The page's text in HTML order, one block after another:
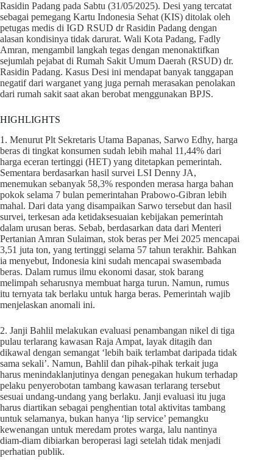
Rasidin Padang pada Sabtu (31/05/2025). Desi yang tercatat
sebagai pemegang Kartu Indonesia Sehat (KIS) ditolak oleh
petugas medis di IGD RSUD dr Rasidin Padang dengan
alasan kondisinya tidak darurat. Wali Kota Padang, Fadly
Amran, mengambil langkah tegas dengan menonaktifkan
sejumlah pejabat di Rumah Sakit Umum Daerah (RSUD) dr.
Rasidin Padang. Kasus Desi ini mendapat banyak tanggapan
negatif dari warganet yang juga pernah merasakan penolakan
dari rumah sakit saat akan berobat menggunakan BPJS.
HIGHLIGHTS
1. Menurut Plt Sekretaris Utama Bapanas, Sarwo Edhy, harga
beras di tingkat konsumen sudah lebih mahal 11,44% dari
harga eceran tertinggi (HET) yang ditetapkan pemerintah.
Sementara berdasarkan hasil survei LSI Denny JA,
menemukan sebanyak 58,3% responden merasa harga bahan
pokok selama 7 bulan pemerintahan Prabowo-Gibran lebih
mahal. Dari data yang disampaikan Sarwo tersebut dan hasil
survei, terkesan ada ketidaksesuaian kebijakan pemerintah
dalam urusan beras. Sebab, berdasarkan data dari Menteri
Pertanian Amran Sulaiman, stok beras per Mei 2025 mencapai
3,51 juta ton, yang tertinggi selama 57 tahun terakhir. Bahkan
ia menyebut, Indonesia kini sudah mencapai swasembada
beras. Dalam rumus ilmu ekonomi dasar, stok barang
melimpah seharusnya membuat harga turun. Namun, rumus
itu ternyata tak berlaku untuk harga beras. Pemerintah wajib
menjelaskan anomali ini.
2. Janji Bahlil melakukan evaluasi penambangan nikel di tiga
pulau terlarang kawasan Raja Ampat, layak ditagih dan
dikawal dengan semangat ‘lebih baik terlambat daripada tidak
sama sekali’. Namun, Bahlil dan pihak-pihak terkait juga
harus menindaklanjutinya dengan penegakan hukum terhadap
pelaku penyerobotan tambang kawasan terlarang tersebut
sesuai undang-undang yang berlaku. Janji evaluasi itu juga
harus diartikan sebagai penghentian total aktivitas tambang
untuk selamanya, bukan hanya ‘lip service’ pemangku
kewenangan untuk meredam protes warga, lalu nantinya
diam-diam dibiarkan beroperasi lagi setelah tidak menjadi
perhatian publik.